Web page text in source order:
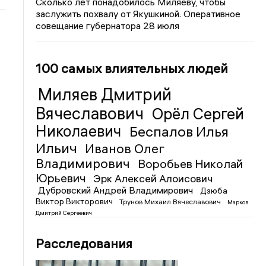
заслужить похвалу от Якушкиной. Оперативное
совещание губернатора 28 июля
100 самых влиятельных людей
Миляев Дмитрий
Вячеславович Орёл Сергей
Николаевич Беспалов Илья
Ильич
Иванов Олег
Владимирович
Воробьев Николай
Юрьевич
Эрк Алексей Алоисович
Дубровский Андрей Владимирович
Дзюба
Виктор Викторович
Трунов Михаил Вячеславович
Марков
Дмитрий Сергеевич
Расследования